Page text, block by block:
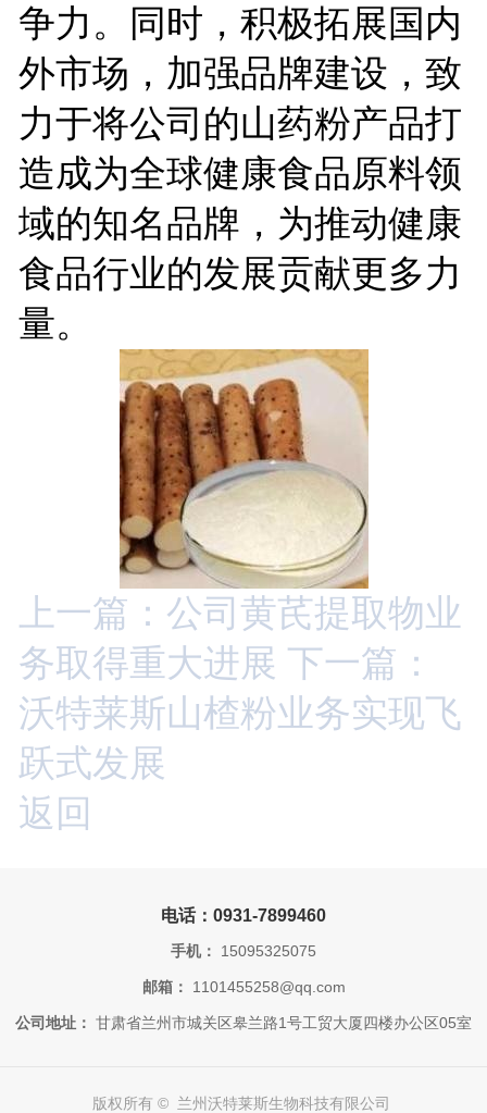
争力。同时，积极拓展国内
外市场，加强品牌建设，致
力于将公司的山药粉产品打
造成为全球健康食品原料领
域的知名品牌，为推动健康
食品行业的发展贡献更多力
量。
上一篇：公司黄芪提取物业
务取得重大进展 下一篇：
沃特莱斯山楂粉业务实现飞
跃式发展
返回
电话：0931-7899460
手机： 15095325075
邮箱： 1101455258@qq.com
公司地址： 甘肃省兰州市城关区皋兰路1号工贸大厦四楼办公区05室
版权所有 © 兰州沃特莱斯生物科技有限公司